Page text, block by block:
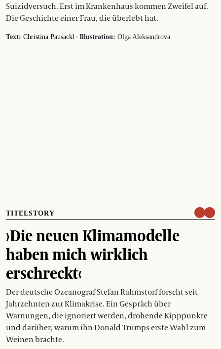
Suizidversuch. Erst im Krankenhaus kommen Zweifel auf.
Die Geschichte einer Frau, die überlebt hat.
Text: Christina Pausackl · Illustration: Olga Aleksandrova
TITELSTORY
›Die neuen Klimamodelle
haben mich wirklich
erschreckt‹
Der deutsche Ozeanograf Stefan Rahmstorf forscht seit
Jahrzehnten zur Klimakrise. Ein Gespräch über
Warnungen, die ignoriert werden, drohende Kipppunkte
und darüber, warum ihn Donald Trumps erste Wahl zum
Weinen brachte.